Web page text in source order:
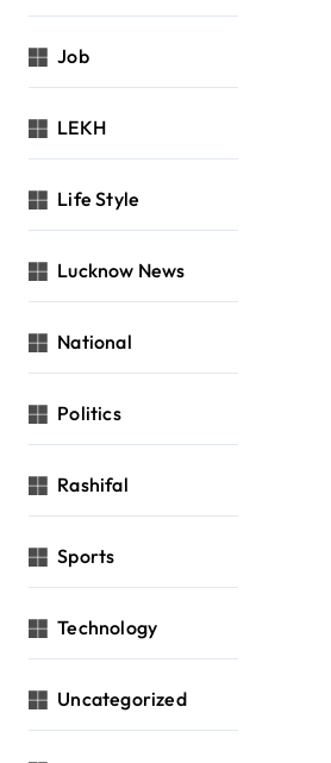
Job
LEKH
Life Style
Lucknow News
National
Politics
Rashifal
Sports
Technology
Uncategorized